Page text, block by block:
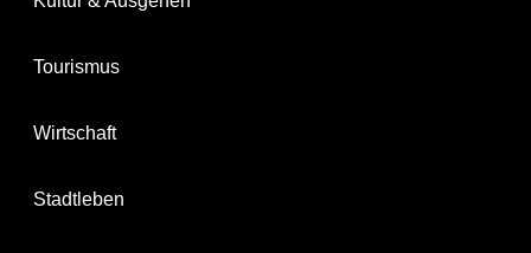
Tourismus
Wirtschaft
Stadtleben